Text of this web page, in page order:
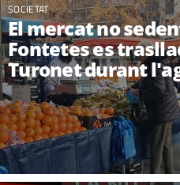
SOCIETAT
El mercat no
Fontetes es
Turonet durant